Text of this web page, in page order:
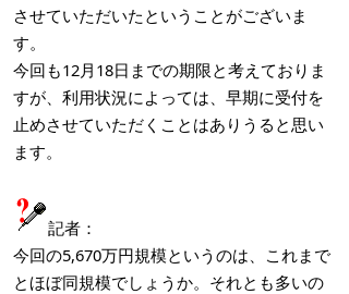
させていただいたということがございま
す。
今回も12月18日までの期限と考えておりま
すが、利用状況によっては、早期に受付を
止めさせていただくことはありうると思い
ます。
記者：
今回の5,670万円規模というのは、これまで
とほぼ同規模でしょうか。それとも多いの